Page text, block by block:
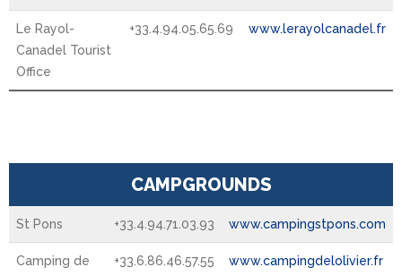
Le Rayol-
Canadel Tourist
Office
+33.4.94.05.65.69 www.lerayolcanadel.fr
CAMPGROUNDS
St Pons +33.4.94.71.03.93 www.campingstpons.com
Camping de
+33.6.86.46.57.55 www.campingdelolivier.fr